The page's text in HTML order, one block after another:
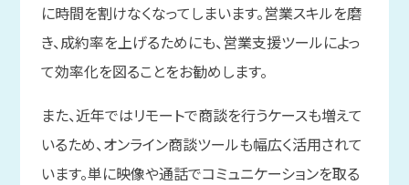
に時間を割けなくなってしまいます。営業スキルを磨
き、成約率を上げるためにも、営業支援ツールによっ
て効率化を図ることをお勧めします。
また、近年ではリモートで商談を行うケースも増えて
いるため、オンライン商談ツールも幅広く活用されて
います。単に映像や通話でコミュニケーションを取る